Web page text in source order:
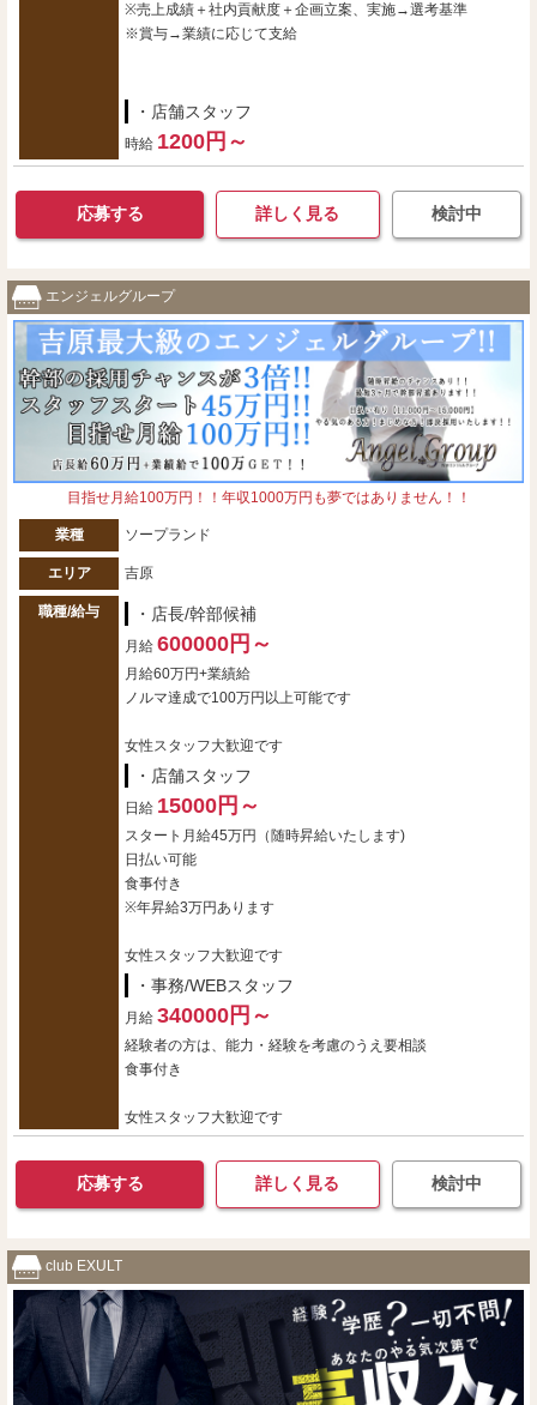
※売上成績＋社内貢献度＋企画立案、実施→選考基準
※賞与→業績に応じて支給
・店舗スタッフ
時給 1200円～
応募する 詳しく見る 検討中
エンジェルグループ
目指せ月給100万円！！年収1000万円も夢ではありません！！
業種 ソープランド
エリア 吉原
職種/給与 ・店長/幹部候補
月給 600000円～
月給60万円+業績給
ノルマ達成で100万円以上可能です
女性スタッフ大歓迎です
・店舗スタッフ
日給 15000円～
スタート月給45万円（随時昇給いたします)
日払い可能
食事付き
※年昇給3万円あります
女性スタッフ大歓迎です
・事務/WEBスタッフ
月給 340000円～
経験者の方は、能力・経験を考慮のうえ要相談
食事付き
女性スタッフ大歓迎です
応募する 詳しく見る 検討中
club EXULT